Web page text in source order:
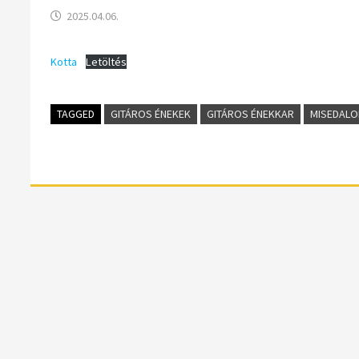
2025.04.06.
Kotta Letöltés
TAGGED GITÁROS ÉNEKEK GITÁROS ÉNEKKAR